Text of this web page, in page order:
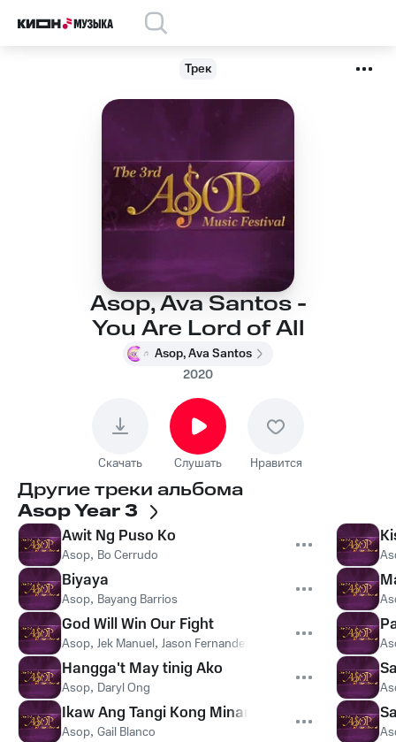
Трек
Asop, Ava Santos -
You Are Lord of All
Asop, Ava Santos
2020
Скачать Слушать Нравится
Другие треки альбома
Asop Year 3
Awit Ng Puso Ko
Asop, Bo Cerrudo
Biyaya
Asop, Bayang Barrios
God Will Win Our Fight
Asop, Jek Manuel, Jason Fernandez
Hangga't May tinig Ako
Asop, Daryl Ong
Ikaw Ang Tangi Kong Minamahal
Asop, Gail Blanco